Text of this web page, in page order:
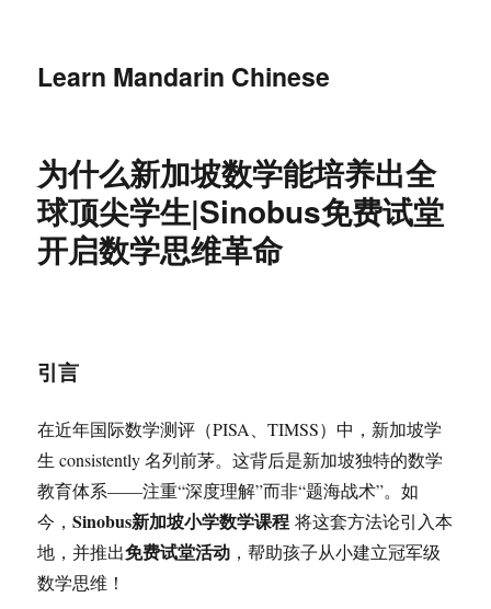
Learn Mandarin Chinese
为什么新加坡数学能培养出全
球顶尖学生|Sinobus免费试堂
开启数学思维革命
引言
在近年国际数学测评（PISA、TIMSS）中，新加坡学
生 consistently 名列前茅。这背后是新加坡独特的数学
教育体系——注重“深度理解”而非“题海战术”。如
今，Sinobus新加坡小学数学课程 将这套方法论引入本
地，并推出免费试堂活动 ，帮助孩子从小建立冠军级
数学思维！